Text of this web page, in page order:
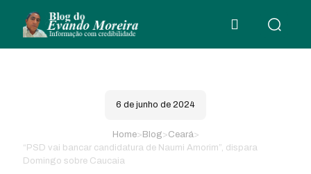
6 de junho de 2024
Home> Blog>Ceará>
“PSD vai bancar candidatura de Naumi Amorim”, dispara
Domingo sobre Caucaia